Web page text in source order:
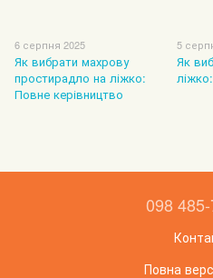
6 серпня 2025
Як вибрати махрову
простирадло на ліжко:
Повне керівництво
5
Як
098
Повна